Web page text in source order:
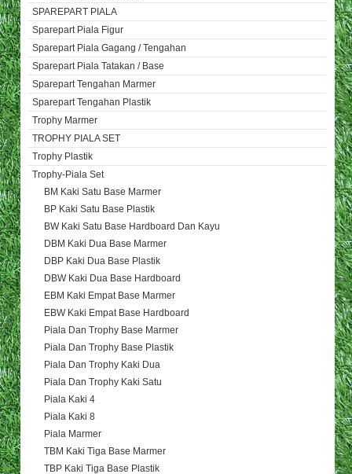
SPAREPART PIALA
Sparepart Piala Figur
Sparepart Piala Gagang / Tengahan
Sparepart Piala Tatakan / Base
Sparepart Tengahan Marmer
Sparepart Tengahan Plastik
Trophy Marmer
TROPHY PIALA SET
Trophy Plastik
Trophy-Piala Set
BM Kaki Satu Base Marmer
BP Kaki Satu Base Plastik
BW Kaki Satu Base Hardboard Dan Kayu
DBM Kaki Dua Base Marmer
DBP Kaki Dua Base Plastik
DBW Kaki Dua Base Hardboard
EBM Kaki Empat Base Marmer
EBW Kaki Empat Base Hardboard
Piala Dan Trophy Base Marmer
Piala Dan Trophy Base Plastik
Piala Dan Trophy Kaki Dua
Piala Dan Trophy Kaki Satu
Piala Kaki 4
Piala Kaki 8
Piala Marmer
TBM Kaki Tiga Base Marmer
TBP Kaki Tiga Base Plastik